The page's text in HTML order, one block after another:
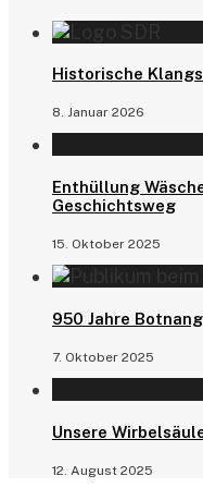
Historische
8. Januar 2026
Enthüllung
Geschichtsweg
15. Oktober 2025
950 Jahre
7. Oktober 2025
Unsere
12. August 2025